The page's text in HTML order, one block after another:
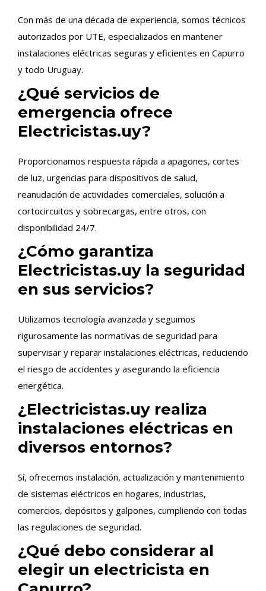
Con más de una década de experiencia, somos técnicos
autorizados por UTE, especializados en mantener
instalaciones eléctricas seguras y eficientes en Capurro
y todo Uruguay.
¿Qué servicios de
emergencia ofrece
Electricistas.uy?
Proporcionamos respuesta rápida a apagones, cortes
de luz, urgencias para dispositivos de salud,
reanudación de actividades comerciales, solución a
cortocircuitos y sobrecargas, entre otros, con
disponibilidad 24/7.
¿Cómo garantiza
Electricistas.uy la seguridad
en sus servicios?
Utilizamos tecnología avanzada y seguimos
rigurosamente las normativas de seguridad para
supervisar y reparar instalaciones eléctricas, reduciendo
el riesgo de accidentes y asegurando la eficiencia
energética.
¿Electricistas.uy realiza
instalaciones eléctricas en
diversos entornos?
Sí, ofrecemos instalación, actualización y mantenimiento
de sistemas eléctricos en hogares, industrias,
comercios, depósitos y galpones, cumpliendo con todas
las regulaciones de seguridad.
¿Qué debo considerar al
elegir un electricista en